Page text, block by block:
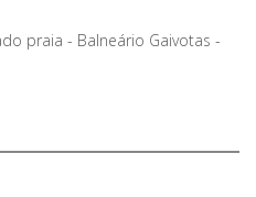
praia - Balneário Gaivotas -